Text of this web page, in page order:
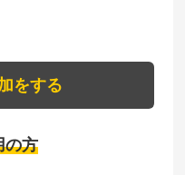
をする
の方